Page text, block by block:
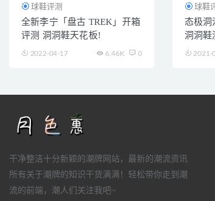
球鞋评测
全新李宁「盘古 TREK」开箱
评测 洞洞鞋天花板!
2022-04-17 6.46K 0
球鞋
态极洞
洞洞鞋
2021-
干净整洁十分新颖的潮牌网站，最新的潮流资讯
所有关于潮牌的知识干货满满！轻松带你走到潮
流的前端，潮人们关注我吧~